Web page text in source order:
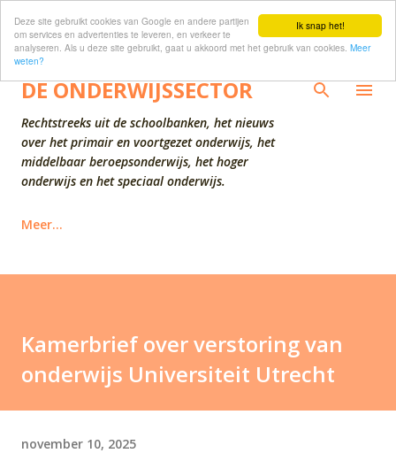
Ik snap het!
Deze site gebruikt cookies van Google en andere partijen
om services en advertenties te leveren, en verkeer te
analyseren. Als u deze site gebruikt, gaat u akkoord met het gebruik van cookies. Meer
weten?
Doorgaan naar hoofdcontent
DE ONDERWIJSSECTOR
Rechtstreeks uit de schoolbanken, het nieuws
over het primair en voortgezet onderwijs, het
middelbaar beroepsonderwijs, het hoger
onderwijs en het speciaal onderwijs.
Meer…
Kamerbrief over verstoring van
onderwijs Universiteit Utrecht
november 10, 2025